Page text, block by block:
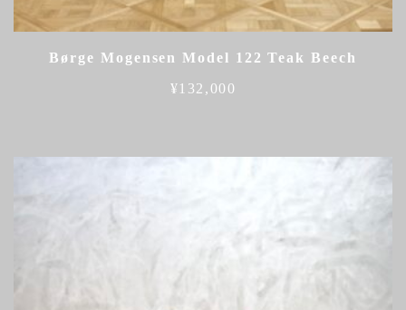
Børge Mogensen Model 122 Teak Beech
¥132,000